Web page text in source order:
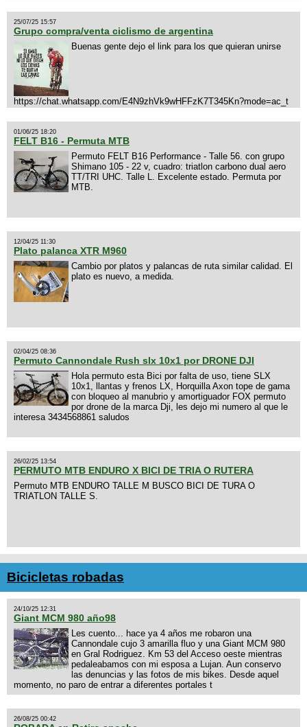
25/07/25 15:57
Grupo compra/venta ciclismo de argentina
Buenas gente dejo el link para los que quieran unirse
https://chat.whatsapp.com/E4N9zhVk9wHFFzK7T345Kn?mode=ac_t
01/06/25 18:20
FELT B16 - Permuta MTB
Permuto FELT B16 Performance - Talle 56. con grupo
Shimano 105 - 22 v, cuadro: triatlon carbono dual aero
TT/TRI UHC. Talle L. Excelente estado. Permuta por
MTB.
12/04/25 11:30
Plato palanca XTR M960
Cambio por platos y palancas de ruta similar calidad. El
plato es nuevo, a medida.
02/04/25 08:36
Permuto Cannondale Rush slx 10x1 por DRONE DJI
Hola permuto esta Bici por falta de uso, tiene SLX
10x1, llantas y frenos LX, Horquilla Axon tope de gama
con bloqueo al manubrio y amortiguador FOX permuto
por drone de la marca Dji, les dejo mi numero al que le
interesa 3434568861 saludos
26/02/25 13:54
PERMUTO MTB ENDURO X BICI DE TRIA O RUTERA
Permuto MTB ENDURO TALLE M BUSCO BICI DE TURA O
TRIATLON TALLE S.
Bicicletas robadas
24/10/25 12:31
Giant MCM 980 año98
Les cuento... hace ya 4 años me robaron una
Cannondale cujo 3 amarilla fluo y una Giant MCM 980
en Gral Rodriguez. Km 53 del Acceso oeste mientras
pedaleabamos con mi esposa a Lujan. Aun conservo
las denuncias y las fotos de mis bikes. Desde aquel
momento, no paro de entrar a diferentes portales t
26/08/25 00:42